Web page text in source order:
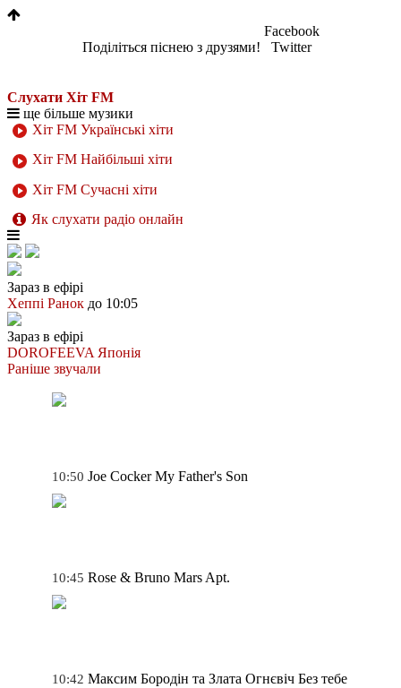
Поділіться піснею з друзями!
Facebook
Twitter
Слухати Хіт FM
ще більше музики
Хіт FM Українські хіти
Хіт FM Найбільші хіти
Хіт FM Сучасні хіти
Як слухати радіо онлайн
Зараз в ефірі
Хеппі Ранок до 10:05
Зараз в ефірі
DOROFEEVA Японія
Раніше звучали
10:50 Joe Cocker My Father's Son
10:45 Rose & Bruno Mars Apt.
10:42 Максим Бородін та Злата Огнєвіч Без тебе